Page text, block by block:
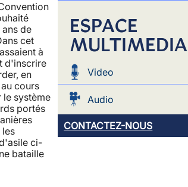
de
cet
à
d'inscrire
en
cours
le système
portés
les
ci-
bataille
ESPACE
MULTIMEDIA
Video
Audio
CONTACTEZ-NOUS